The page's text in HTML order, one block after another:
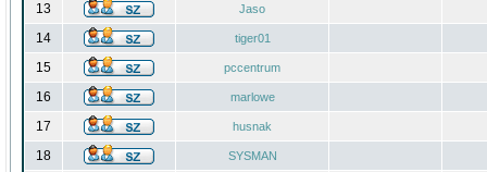
13 Jaso
14 tiger01
15 pccentrum
16 marlowe
17 husnak
18 SYSMAN